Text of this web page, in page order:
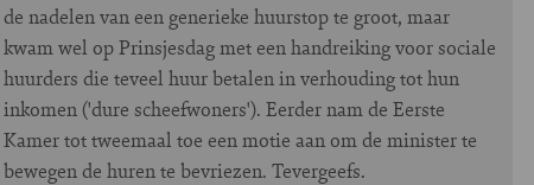
de nadelen van een generieke huurstop te groot, maar
kwam wel op Prinsjesdag met een handreiking voor sociale
huurders die teveel huur betalen in verhouding tot hun
inkomen ('dure scheefwoners'). Eerder nam de Eerste
Kamer tot tweemaal toe een motie aan om de minister te
bewegen de huren te bevriezen. Tevergeefs.